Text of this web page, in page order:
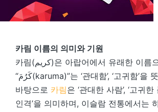
카림 이름의 의미와 기원
카림(كريم)은 아랍어에서 유래한 이름으로, 그 뿌리인
“كَرُمَ(karuma)”는 ‘관대함’, ‘고귀함’을 뜻합니다. 이를
바탕으로 카림은 ‘관대한 사람’, ‘고귀한
인격’을 의미하며, 이슬람 전통에서는